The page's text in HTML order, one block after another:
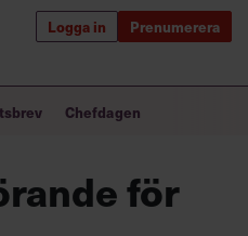
Logga in Prenumerera
världen
Chefdagen
för